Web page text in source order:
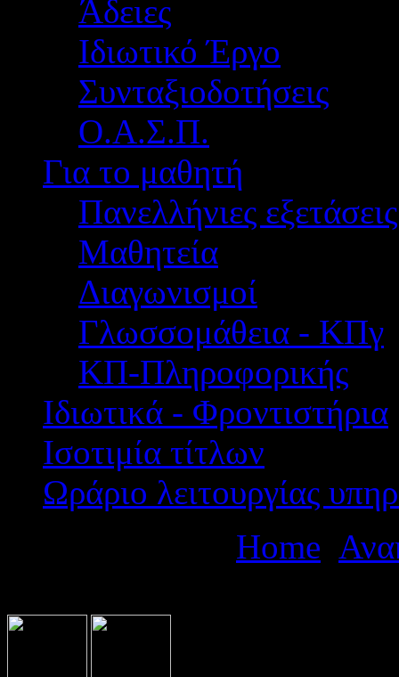
Άδειες
Ιδιωτικό Έργο
Συνταξιοδοτήσεις
Ο.Α.Σ.Π.
Για το μαθητή
Πανελλήνιες εξετάσεις
Μαθητεία
Διαγωνισμοί
Γλωσσομάθεια - ΚΠγ
ΚΠ-Πληροφορικής
Ιδιωτικά - Φροντιστήρια
Ισοτιμία τίτλων
Ωράριο λειτουργίας
Home